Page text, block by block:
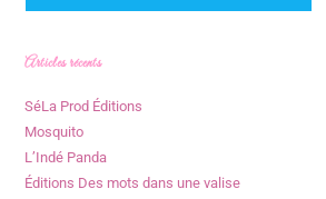
Articles récents
SéLa Prod Éditions
Mosquito
L’Indé Panda
Éditions Des mots dans une valise